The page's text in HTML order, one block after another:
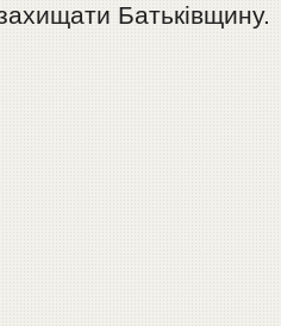
Батьківщину.